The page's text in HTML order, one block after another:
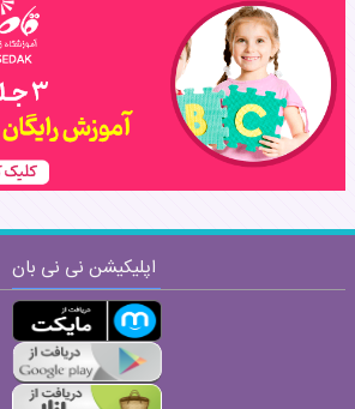
نظر:
اپلیکیشن نی نی بان